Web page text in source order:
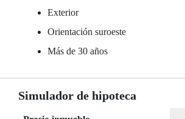
Exterior
Orientación suroeste
Más de 30 años
Simulador de hipoteca